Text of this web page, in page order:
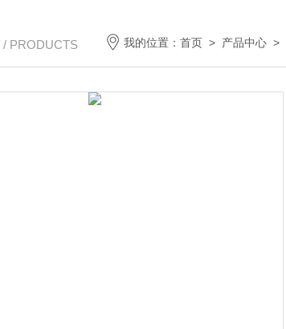
/ PRODUCTS 我的位置：首页 > 产品中心 >